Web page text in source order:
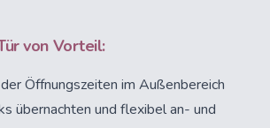
von Vorteil:
Öffnungszeiten im Außenbereich
übernachten und flexibel an- und